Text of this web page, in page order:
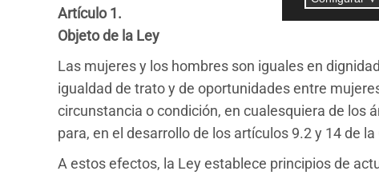
Artículo 1.
Objeto de la Ley
Las mujeres y los hombres son iguales en
igualdad de trato y de oportunidades entre
circunstancia o condición, en cualesquiera de los
para, en el desarrollo de los artículos 9.2 y 14 de
A estos efectos, la Ley establece principios de